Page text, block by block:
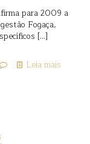
para 2009 a
Fogaça,
[…]
Leia mais